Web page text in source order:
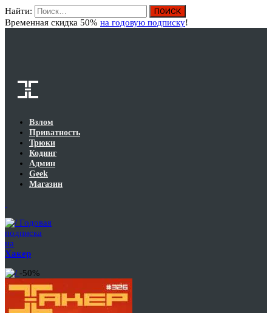
Найти:
Временная скидка 50% на годовую подписку!
Взлом
Приватность
Трюки
Кодинг
Админ
Geek
Магазин
Годовая
подписка
на
Хакер
-50%